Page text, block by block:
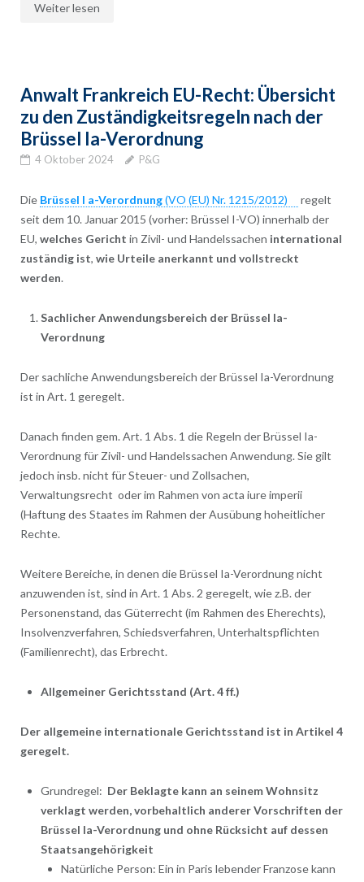
Weiter lesen
Anwalt Frankreich EU-Recht: Übersicht
zu den Zuständigkeitsregeln nach der
Brüssel Ia-Verordnung
4 Oktober 2024 P&G
Die Brüssel I a-Verordnung(VO (EU) Nr. 1215/2012)
regelt
seit dem 10. Januar 2015 (vorher: Brüssel I-VO) innerhalb der
EU, welches Gericht in Zivil- und Handelssachen international
zuständig ist, wie Urteile anerkannt und vollstreckt
werden.
Sachlicher Anwendungsbereich der Brüssel Ia-
Verordnung
Der sachliche Anwendungsbereich der Brüssel Ia-Verordnung
ist in Art. 1 geregelt.
Danach finden gem. Art. 1 Abs. 1 die Regeln der Brüssel Ia-
Verordnung für Zivil- und Handelssachen Anwendung. Sie gilt
jedoch insb. nicht für Steuer- und Zollsachen,
Verwaltungsrecht oder im Rahmen von acta iure imperii
(Haftung des Staates im Rahmen der Ausübung hoheitlicher
Rechte.
Weitere Bereiche, in denen die Brüssel Ia-Verordnung nicht
anzuwenden ist, sind in Art. 1 Abs. 2 geregelt, wie z.B. der
Personenstand, das Güterrecht (im Rahmen des Eherechts),
Insolvenzverfahren, Schiedsverfahren, Unterhaltspflichten
(Familienrecht), das Erbrecht.
Allgemeiner Gerichtsstand (Art. 4 ff.)
Der allgemeine internationale Gerichtsstand ist in Artikel 4
geregelt.
Grundregel: Der Beklagte kann an seinem Wohnsitz
verklagt werden, vorbehaltlich anderer Vorschriften der
Brüssel Ia-Verordnung und ohne Rücksicht auf dessen
Staatsangehörigkeit
Natürliche Person: Ein in Paris lebender Franzose kann